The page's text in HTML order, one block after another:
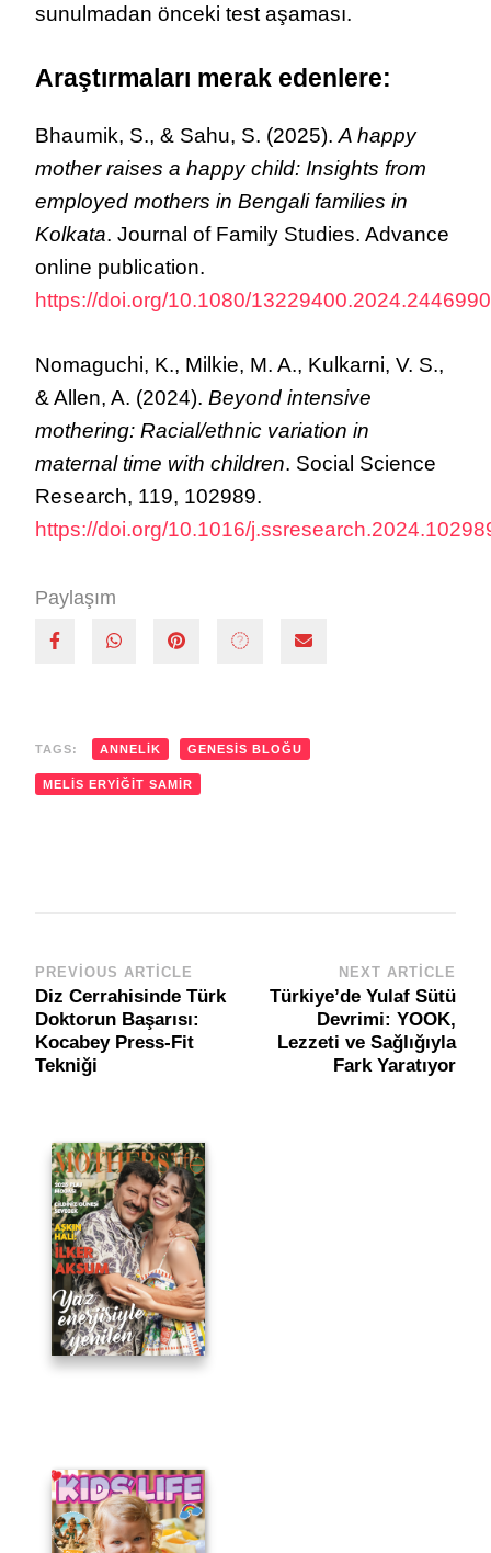
sunulmadan önceki test aşaması.
Araştırmaları merak edenlere:
Bhaumik, S., & Sahu, S. (2025).A happy
mother raises a happy child: Insights from
employed mothers in Bengali families in
Kolkata. Journal of Family Studies. Advance
online publication.
https://doi.org/10.1080/13229400.2024.2446990
Nomaguchi, K., Milkie, M. A., Kulkarni, V. S.,
& Allen, A. (2024). Beyond intensive
mothering: Racial/ethnic variation in
maternal time with children. Social Science
Research, 119, 102989.
https://doi.org/10.1016/
Paylaşım
TAGS: ANNELIK GENESIS BLOĞU
MELIS ERYIĞIT SAMIR
Post
Navigation
PREVIOUS ARTICLE
Diz Cerrahisinde Türk
Doktorun Başarısı:
Kocabey Press-Fit
Tekniği
NEXT ARTICLE
Türkiye’de Yulaf Sütü
Devrimi: YOOK,
Lezzeti ve Sağlığıyla
Fark Yaratıyor